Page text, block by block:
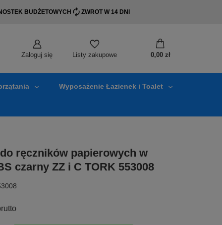
BUDŻETOWYCH ZWROT W 14 DNI
Zaloguj się Listy zakupowe 0,00 zł
Wyposażenie Łazienek i Toalet
ręczników papierowych w
czarny ZZ i C TORK 553008